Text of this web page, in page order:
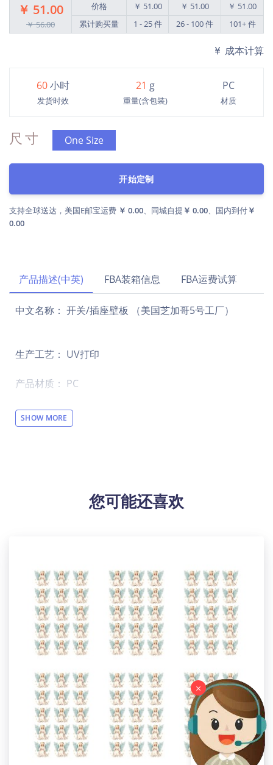
￥ 51.00
￥ 56.00
价格 ￥ 51.00 ￥ 51.00
￥ 51.00
累计购买量
1 - 25 件 26 - 100 件 101+ 件
成本计算
60小时
发货时效
21 g
重量(含包装)
PC
材质
尺寸 One Size
开始定制
支持全球送达，美国E邮宝运费 ￥ 0.00、同城自提 ￥ 0.00、国内到付￥
0.00
产品描述(中英) FBA装箱信息 FBA运费试算
中文名称： 开关/插座壁板 （美国芝加哥5号工厂）
生产工艺： UV打印
产品材质： PC
其他描述：
【设计说明】全幅单面印花
【适用场景】适用于家庭客厅、卧室、厨房、卫生间，
【包装体积】11cm x 14cm x 1cm
设计提示：
印刷区域图片大小：429x 696 or Higher / 150dpi
温馨提示：
生产批次、机器设备等客观因素原因，难以避免或将存
在微小色差、位置及大小等误差，如遇以上问题均属于
正常现象，将不予纳入售后处理范畴。
Switch Outlet Wall Plate（US05）
SHOW MORE
您可能还喜欢
×